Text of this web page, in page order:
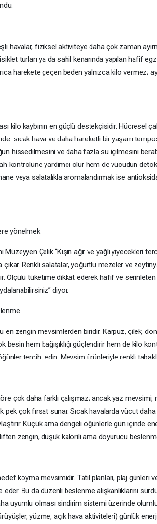
havalar, fiziksel aktiviteye daha çok zaman
turları ya da sahil kenarında yapılan hafif
harekete geçen beden yalnızca kilo vermez;
kilo kaybının en güçlü destekçisidir. Hücresel
sıcak hava ve daha hareketli bir yaşam
hissedilmesini ve daha fazla su içilmesini
kontrolüne yardımcı olur hem de vücudun
veya salatalıkla aromalandırmak ise
yönelmek
Müzeyyen Çelik “Kışın ağır ve yağlı yiyecekleri
Renkli salatalar, yoğurtlu mezeler ve
Ölçülü tüketime dikkat ederek hafif ve
diyor.
en zengin mevsimlerden biridir. Karpuz, çilek,
besin hem bağışıklığı güçlendirir hem de kilo
tercih edin. Mevsim ürünleriyle renkli
çok daha farklı çalışmaz; ancak yaz mevsimi,
pek çok fırsat sunar. Sıcak havalarda vücut
Küçük ama dengeli öğünlerle gün içinde
zengin, düşük kalorili ama doyurucu
koyma mevsimidir. Tatil planları, plaj günleri
Bu da düzenli beslenme alışkanlıklarını
uyumlu olması sindirim sistemi üzerinde
yüzme, açık hava aktiviteleri) günlük enerji